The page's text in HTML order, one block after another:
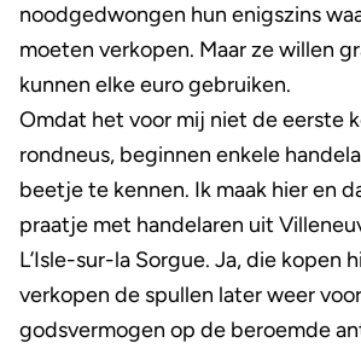
noodgedwongen hun enigszins
moeten verkopen. Maar ze willen
kunnen elke euro gebruiken.
Omdat het voor mij niet de eerste
rondneus, beginnen enkele
beetje te kennen. Ik maak hier en
praatje met handelaren uit
L’Isle-sur-la Sorgue. Ja, die kopen
verkopen de spullen later weer
godsvermogen op de beroemde